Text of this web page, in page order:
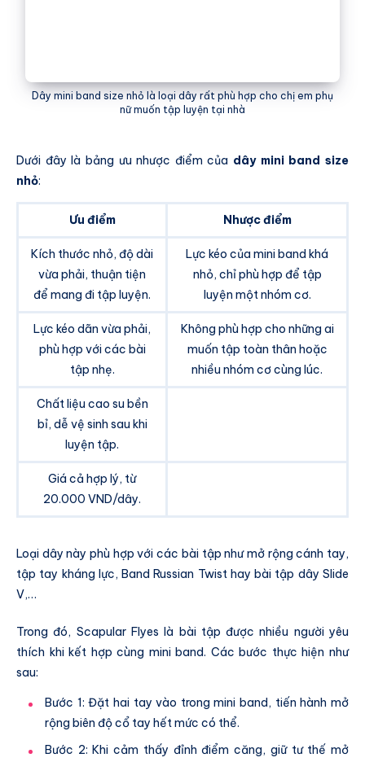
Dây mini band size nhỏ là loại dây rất phù hợp cho chị em phụ
nữ muốn tập luyện tại nhà
Dưới đây là bảng ưu nhược điểm của dây mini band size
nhỏ:
Ưu điểm Nhược điểm
Kích thước nhỏ, độ dài
vừa phải, thuận tiện
để mang đi tập luyện.
Lực kéo của mini band khá
nhỏ, chỉ phù hợp để tập
luyện một nhóm cơ.
Lực kéo dãn vừa phải,
phù hợp với các bài
tập nhẹ.
Không phù hợp cho những ai
muốn tập toàn thân hoặc
nhiều nhóm cơ cùng lúc.
Chất liệu cao su bền
bỉ, dễ vệ sinh sau khi
luyện tập.
Giá cả hợp lý, từ
20.000 VND/dây.
Loại dây này phù hợp với các bài tập như mở rộng cánh tay,
tập tay kháng lực, Band Russian Twist hay bài tập dây Slide
V,…
Trong đó, Scapular Flyes là bài tập được nhiều người yêu
thích khi kết hợp cùng mini band. Các bước thực hiện như
sau:
Bước 1: Đặt hai tay vào trong mini band, tiến hành mở
rộng biên độ cổ tay hết mức có thể.
Bước 2: Khi cảm thấy đỉnh điểm căng, giữ tư thế mở